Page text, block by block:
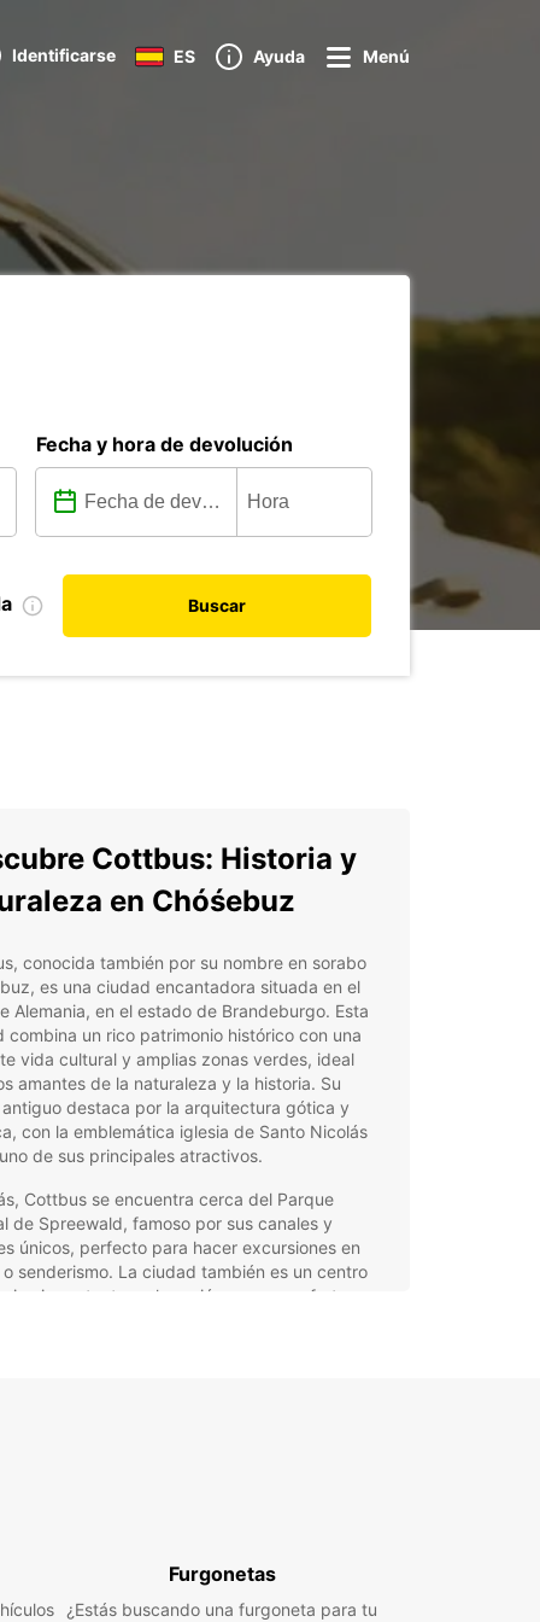
Identificarse ES Ayuda Menú
Fecha y hora de devolución
Buscar
Cottbus: Historia y
en Chóśebuz
conocida también por su nombre en sorabo
es una ciudad encantadora situada en el
Alemania, en el estado de Brandeburgo. Esta
combina un rico patrimonio histórico con una
vida cultural y amplias zonas verdes, ideal
amantes de la naturaleza y la historia. Su
destaca por la arquitectura gótica y
con la emblemática iglesia de Santo Nicolás
de sus principales atractivos.
Cottbus se encuentra cerca del Parque
de Spreewald, famoso por sus canales y
únicos, perfecto para hacer excursiones en
senderismo. La ciudad también es un centro
importante en la región, con una oferta
de una amplia gama de vehículos, desde
Furgonetas
¿Estás buscando una furgoneta para tu